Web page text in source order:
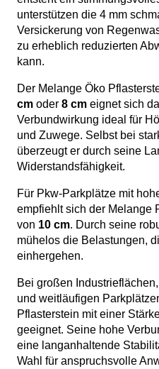
unterstützen die 4 mm
Versickerung von
zu erheblich reduzierten
kann.
Der Melange Öko
cm oder 8 cm eignet sich
Verbundwirkung ideal für
und Zuwege. Selbst bei
überzeugt er durch seine
Widerstandsfähigkeit.
Für Pkw-Parkplätze mit
empfiehlt sich der Melange
von 10 cm. Durch seine
mühelos die Belastungen,
einhergehen.
Bei großen
und weitläufigen
Pflasterstein mit einer
geeignet. Seine hohe
eine langanhaltende
Wahl für anspruchsvolle